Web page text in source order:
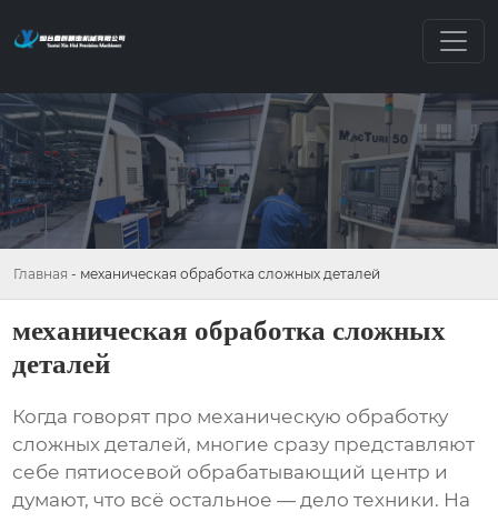
Главная - механическая обработка сложных деталей
механическая обработка сложных
деталей
Когда говорят про механическую обработку
сложных деталей, многие сразу представляют
себе пятиосевой обрабатывающий центр и
думают, что всё остальное — дело техники. На